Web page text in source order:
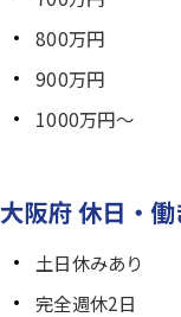
800万円
900万円
1000万円～
大阪府 休日・
土日休みあり
完全週休2日